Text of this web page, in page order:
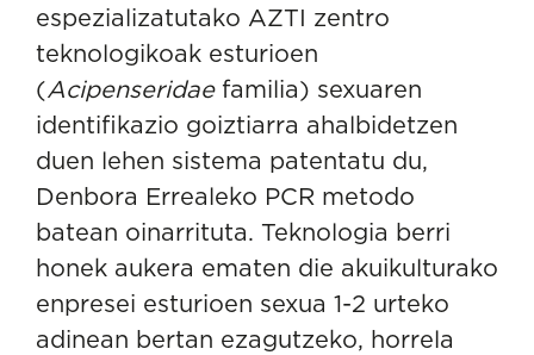
espezializatutako AZTI zentro
teknologikoak esturioen
(Acipenseridaefamilia) sexuaren
identifikazio goiztiarra ahalbidetzen
duen lehen sistema patentatu du,
Denbora Errealeko PCR metodo
batean oinarrituta. Teknologia berri
honek aukera ematen die akuikulturako
enpresei esturioen sexua 1-2 urteko
adinean bertan ezagutzeko, horrela